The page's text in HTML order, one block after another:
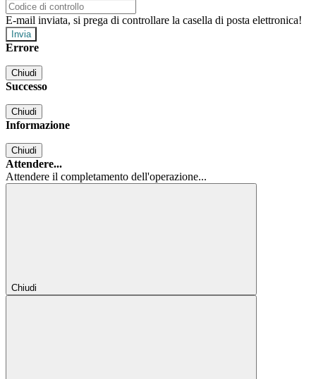
E-mail inviata, si prega di controllare la casella di posta elettronica!
Errore
Chiudi
Successo
Chiudi
Informazione
Chiudi
Attendere...
Attendere il completamento dell'operazione...
Chiudi